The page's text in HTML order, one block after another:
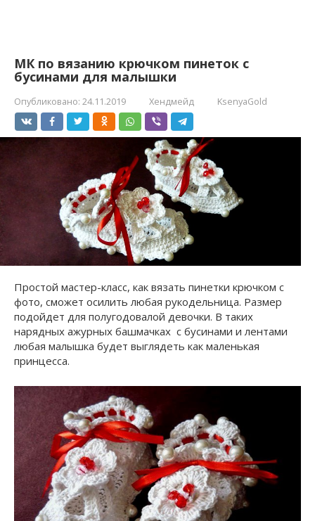
МК по вязанию крючком пинеток с
бусинами для малышки
Опубликовано: 24.11.2019 Хендмейд KsenyaGold
Простой мастер-класс, как вязать пинетки крючком с
фото, сможет осилить любая рукодельница. Размер
подойдет для полугодовалой девочки. В таких
нарядных ажурных башмачках с бусинами и лентами
любая малышка будет выглядеть как маленькая
принцесса.